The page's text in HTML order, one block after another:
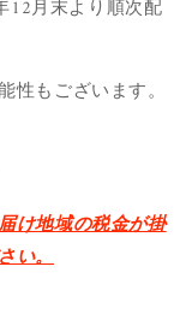
12月末より順次配
もございます。
け地域の税金が掛
い。